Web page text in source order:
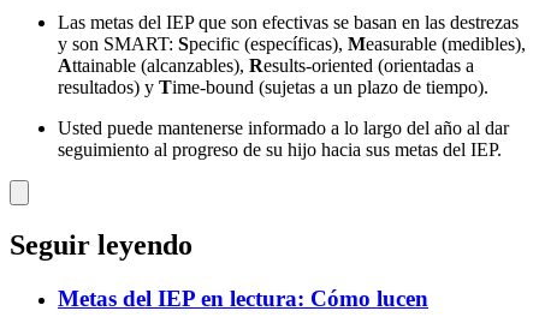
Las metas del IEP que son efectivas se basan en las destrezas
y son SMART: Specific (específicas), Measurable (medibles),
Attainable (alcanzables), Results-oriented (orientadas a
resultados) y Time-bound (sujetas a un plazo de tiempo).
Usted puede mantenerse informado a lo largo del año al dar
seguimiento al progreso de su hijo hacia sus metas del IEP.
Seguir leyendo
Metas del IEP en lectura: Cómo lucen